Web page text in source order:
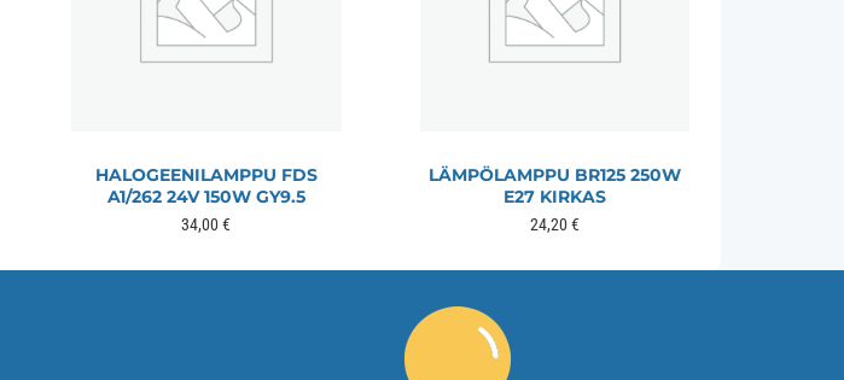
HALOGEENILAMPPU FDS
A1/262 24V 150W GY9.5
34,00€
LÄMPÖLAMPPU BR125 250W
E27 KIRKAS
24,20€